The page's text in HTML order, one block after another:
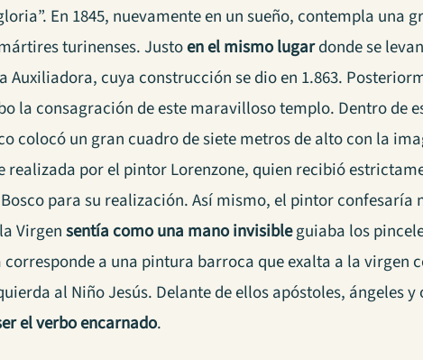
En 1845, nuevamente en un sueño, contempla una
turinenses. Justoen el mismo lugardonde se
Auxiliadora, cuya construcción se dio en 1.863.
la consagración de este maravilloso templo. Dentro de
colocó un gran cuadro de siete metros de alto con la
realizada por el pintor Lorenzone, quien recibió
para su realización. Así mismo, el pintor confesaría
Virgensentía como una mano invisibleguiaba los
a una pintura barroca que exalta a la virgen
al Niño Jesús. Delante de ellos apóstoles, ángeles y
el verbo encarnado.